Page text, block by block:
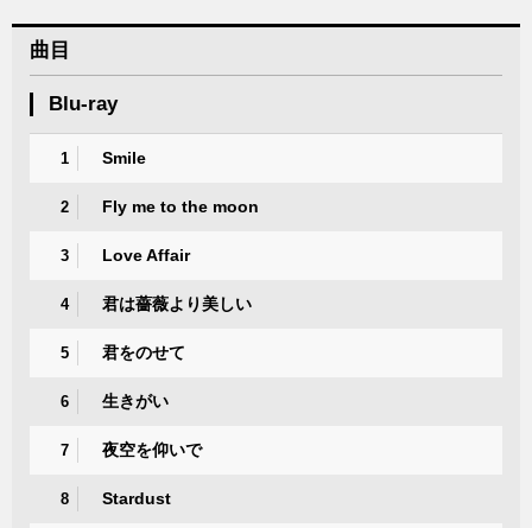
曲目
Blu-ray
1 Smile
2 Fly me to the moon
3 Love Affair
4 君は薔薇より美しい
5 君をのせて
6 生きがい
7 夜空を仰いで
8 Stardust